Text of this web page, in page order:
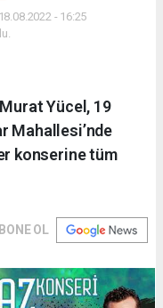
- 16:25
Yücel, 19
Mahallesi’nde
konserine tüm
OL